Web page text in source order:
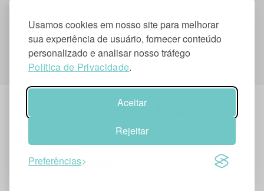
Usamos cookies em nosso site para melhorar
sua experiência de usuário, fornecer conteúdo
personalizado e analisar nosso tráfego
Política de Privacidade.
Aceitar
Rejeitar
Preferências
Sede Miami, Flórida
2 S. Biscayne Boulevard, Suite 2450 - Miami, FL 33131, EUA